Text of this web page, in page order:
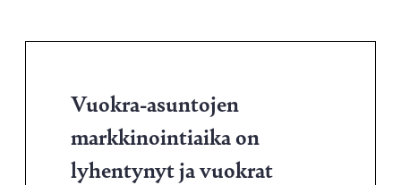
Vuokra-asuntojen
markkinointiaika on
lyhentynyt ja vuokrat